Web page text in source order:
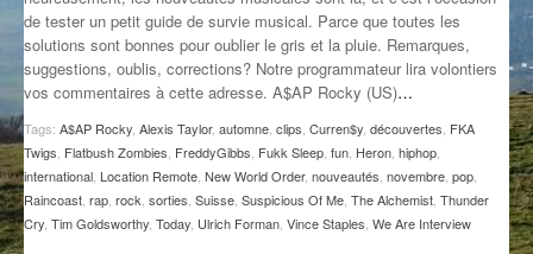
GROOVE N SUN
IL ÉTAIT UNE FOIS
L’ASTUCE DE LA PORTE EN BOIS
LA FABRIK POÉTIK
LA MINUTE LITTÉRAIRE
PLUS DE MIX
de tester un petit guide de survie musical. Parce que toutes les
solutions sont bonnes pour oublier le gris et la pluie. Remarques,
suggestions, oublis, corrections? Notre programmateur lira volontiers
vos commentaires à cette adresse. A$AP Rocky (US)…
Tags: A$AP Rocky Alexis Taylor, automne clips Curren$y découvertes FKA
Twigs Flatbush Zombies FreddyGibbs Fukk Sleep fun Heron hiphop
international Location Remote New World Order, nouveautés novembre pop
Raincoast rap rock sorties Suisse Suspicious Of Me The Alchemist Thunder
Cry Tim Goldsworthy Today Ulrich Forman Vince Staples We Are Interview